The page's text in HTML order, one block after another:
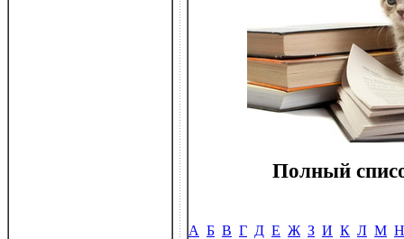
Полный
А Б В Г Д Е Ж З И К Л М Н